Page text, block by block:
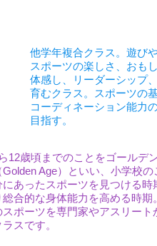
他学年複合クラス。遊び
スポーツの楽しさ、おも
体感し、リーダーシップ
育むクラス。スポーツの
コーディネーション能力
目指す。
12歳頃までのことをゴールデ
Golden Age）といい、小学校の
にあったスポーツを見つける時
総合的な身体能力を高める時期
スポーツを専門家やアスリート
スです。